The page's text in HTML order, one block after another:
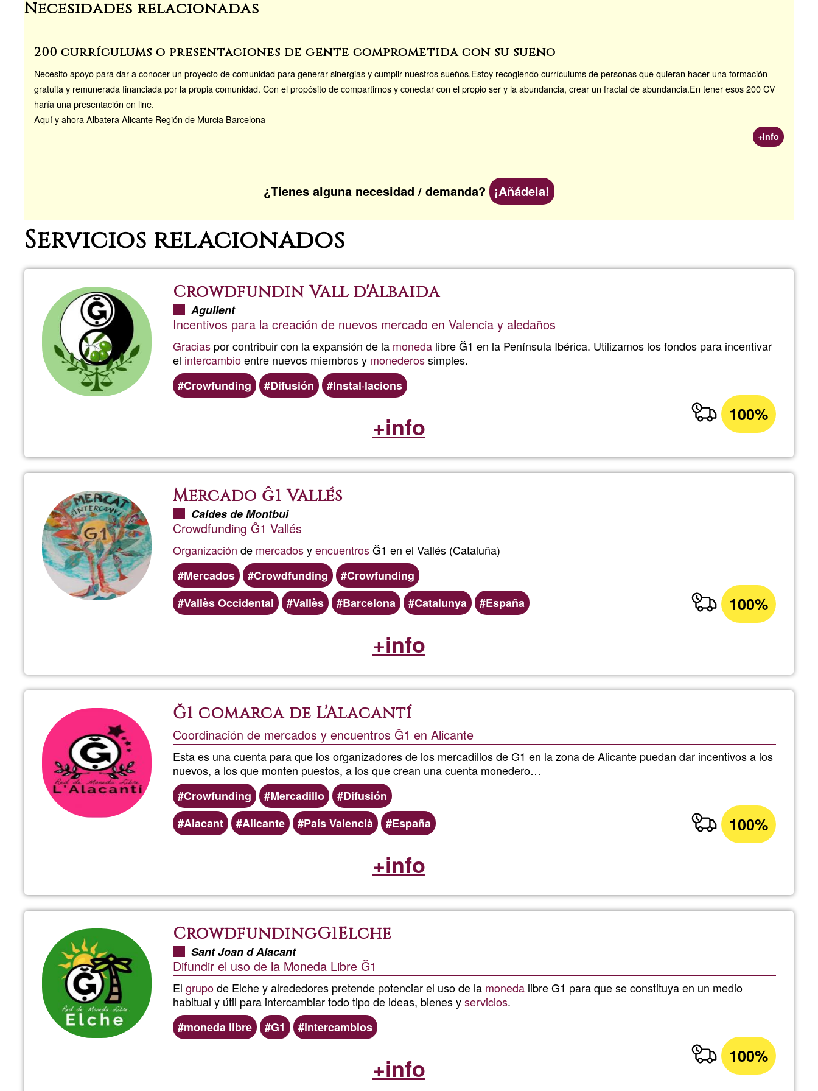
Necesidades relacionadas
200 currículums o presentaciones de gente comprometida con su sueño
Necesito apoyo para dar a conocer un proyecto de comunidad para generar sinergias y cumplir nuestros sueños.Estoy recogiendo currículums de personas que quieran hacer una formación
gratuita y remunerada financiada por la propia comunidad. Con el propósito de compartirnos y conectar con el propio ser y la abundancia, crear un fractal de abundancia.En tener esos 200 CV
haría una presentación on line.
Aquí y ahora Albatera Alicante Región de Murcia Barcelona
+info
¿Tienes alguna necesidad / demanda? ¡Añádela!
Servicios relacionados
Crowdfundin Vall d'Albaida
Agullent
Incentivos para la creación de nuevos mercado en Valencia y aledaños
Gracias por contribuir con la expansión de la moneda libre Ğ1 en la Península Ibérica. Utilizamos los fondos para incentivar
el intercambioentre nuevos miembros y monederossimples.
Crowfunding
Difusión Instal·lacions
100%
+info
Mercado Ĝ1 Vallés
Caldes de Montbui
Crowdfunding Ĝ1 Vallés
Organización de mercadosyencuentrosĞ1 en el Vallés (Cataluña)
Mercados
Crowdfunding
Crowfunding
Vallès Occidental
Vallès Barcelona Catalunya España 100%
+info
Ğ1 comarca de L’Alacantí
Coordinación de mercados y encuentros Ğ1 en Alicante
Esta es una cuenta para que los organizadores de los mercadillos de G1 en la zona de Alicante puedan dar incentivos a los
nuevos, a los que monten puestos, a los que crean una cuenta monedero…
Crowfunding
Mercadillo
Difusión
Alacant
Alicante País Valencià España 100%
+info
CrowdfundingG1Elche
Sant Joan d Alacant
Difundir el uso de la Moneda Libre Ğ1
El grupode Elche y alrededores pretende potenciar el uso de la moneda libre G1 para que se constituya en un medio
habitual y útil para intercambiar todo tipo de ideas, bienes yservicios.
moneda libre
G1 intercambios
100%
+info